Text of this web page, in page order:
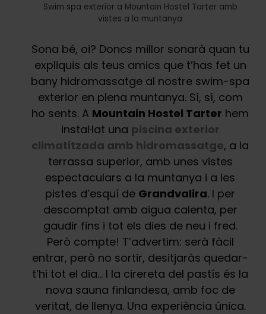
Swim spa exterior a Mountain Hostel Tarter amb
vistes a la muntanya
Sona bé, oi? Doncs millor sonarà quan tu
expliquis als teus amics que t’has fet un
bany hidromassatge al nostre swim-spa
exterior en plena muntanya. Sí, sí, com
ho sents. A Mountain Hostel Tarter hem
instal·lat una piscina exterior
climatitzada amb hidromassatge, a la
terrassa superior, amb unes vistes
espectaculars a la muntanya i a les
pistes d’esquí de Grandvalira. I per
descomptat amb aigua calenta, per
gaudir fins i tot els dies de neu i fred.
Però compte! T’advertim: serà fàcil
entrar, però no sortir, desitjaràs quedar-
t’hi tot el dia… I la cirereta del pastís és la
nova sauna finlandesa, amb foc de
veritat, de llenya. Una experiència única.